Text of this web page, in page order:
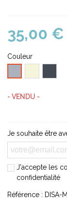
35,00 €
Couleur
- VENDU -
Je souhaite être
J'accepte les
confidentialité
Référence : DISA-